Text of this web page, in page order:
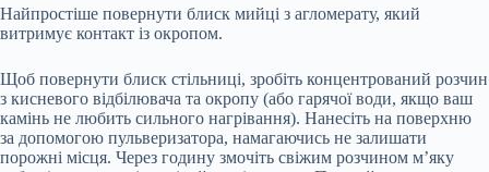
Найпростіше повернути блиск мийці з агломерату, який
витримує контакт із окропом.
Щоб повернути блиск стільниці, зробіть концентрований розчин
з кисневого відбілювача та окропу (або гарячої води, якщо ваш
камінь не любить сильного нагрівання). Нанесіть на поверхню
за допомогою пульверизатора, намагаючись не залишати
порожні місця. Через годину змочіть свіжим розчином м’яку